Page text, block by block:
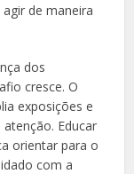
de maneira
dos
cresce. O
exposições e
Educar
orientar para o
com a